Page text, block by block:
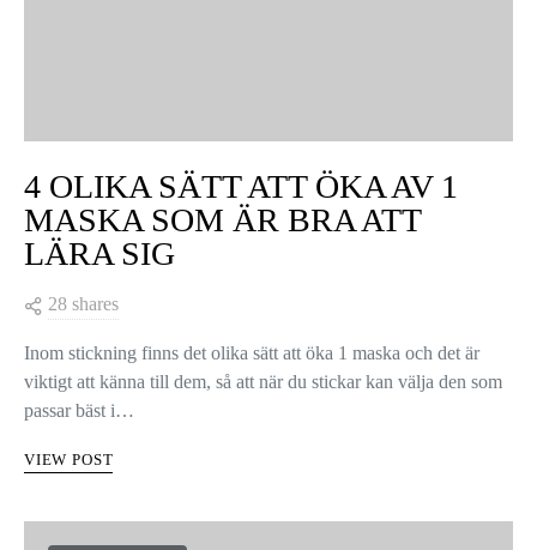
4 OLIKA SÄTT ATT ÖKA AV 1
MASKA SOM ÄR BRA ATT
LÄRA SIG
28 shares
Inom stickning finns det olika sätt att öka 1 maska och det är
viktigt att känna till dem, så att när du stickar kan välja den som
passar bäst i…
VIEW POST